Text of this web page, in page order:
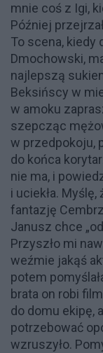
mnie coś z Igi,
Później
To scena, kiedy
Dmochowski,
najlepszą
Beksińscy w
w amoku
szepcząc
w przedpokoju,
do końca
nie ma, i
i uciekła.
fantazję
Janusz chce
Przyszło mi
weźmie jakąś
potem
brata on robi
do domu ekipę,
potrzebować
wzruszyło.